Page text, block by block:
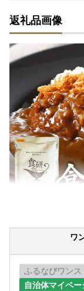
返礼品画像
ワ
ふるなびワン
自治体マイペー